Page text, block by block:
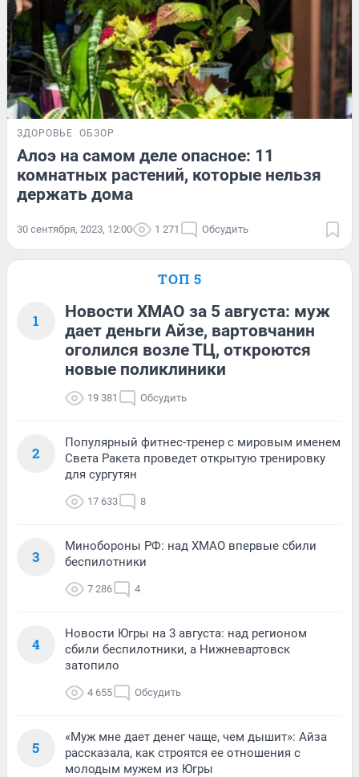
ЗДОРОВЬЕ ОБЗОР
Алоэ на самом деле опасное: 11
комнатных растений, которые нельзя
держать дома
30 сентября, 2023, 12:00 1 271 Обсудить
ТОП 5
1
Новости ХМАО за 5 августа: муж
дает деньги Айзе, вартовчанин
оголился возле ТЦ, откроются
новые поликлиники
19 381 Обсудить
2
Популярный фитнес-тренер с мировым именем
Света Ракета проведет открытую тренировку
для сургутян
17 633 8
3
Минобороны РФ: над ХМАО впервые сбили
беспилотники
7 286 4
4
Новости Югры на 3 августа: над регионом
сбили беспилотники, а Нижневартовск
затопило
4 655 Обсудить
5
«Муж мне дает денег чаще, чем дышит»: Айза
рассказала, как строятся ее отношения с
молодым мужем из Югры